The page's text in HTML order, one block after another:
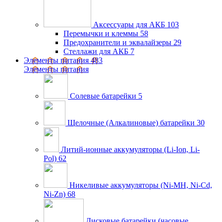
Аксессуары для АКБ 103
Перемычки и клеммы 58
Предохранители и эквалайзеры 29
Стеллажи для АКБ 7
Элементы питания 483
Элементы питания
Солевые батарейки 5
Щелочные (Алкалиновые) батарейки 30
Литий-ионные аккумуляторы (Li-Ion, Li-
Pol) 62
Никеливые аккумуляторы (Ni-MH, Ni-Cd,
Ni-Zn) 68